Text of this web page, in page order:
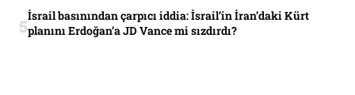
İsrail basınından çarpıcı iddia: İsrail’in İran’daki Kürt
planını Erdoğan’a JD Vance mi sızdırdı?